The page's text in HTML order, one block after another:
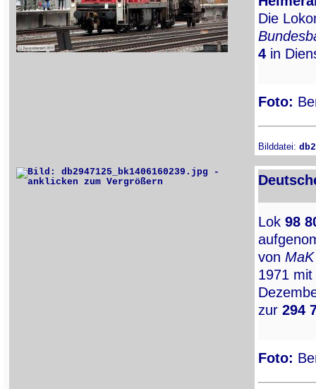
Die
4 in
Foto:
Bilddatei:
Lok 98
von MaK
1971
zur 294
Foto: